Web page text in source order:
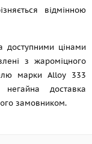
відмінною
доступними цінами
з жароміцного
марки Alloy 333
негайна доставка
замовником.